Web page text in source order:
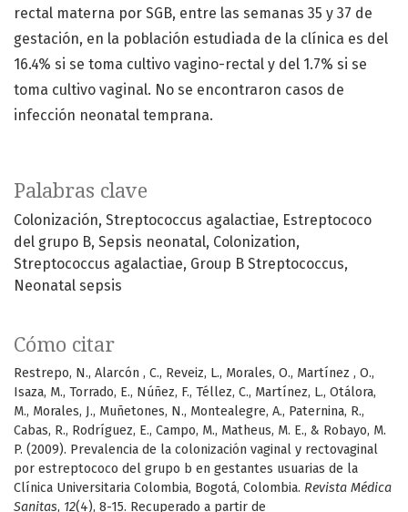
Palabras clave
Colonización Streptococcus agalactiae
Estreptococo
del grupo B Sepsis neonatal Colonization
Streptococcus agalactiae Group B Streptococcus
Neonatal sepsis
Cómo citar
Restrepo, N., Alarcón , C., Reveiz, L., Morales, O., Martínez , O.,
Isaza, M., Torrado, E., Núñez, F., Téllez, C., Martínez, L., Otálora,
M., Morales, J., Muñetones, N., Montealegre, A., Paternina, R.,
Cabas, R., Rodríguez, E., Campo, M., Matheus, M. E., & Robayo, M.
P. (2009). Prevalencia de la colonización vaginal y rectovaginal
por estreptococo del grupo b en gestantes usuarias de la
Clínica Universitaria Colombia, Bogotá, Colombia. Revista Médica
Sanitas, 12(4), 8-15. Recuperado a partir de
rectal materna por SGB, entre las semanas 35 y 37 de
gestación, en la población estudiada de la clínica es del
16.4% si se toma cultivo vagino-rectal y del 1.7% si se
toma cultivo vaginal. No se encontraron casos de
infección neonatal temprana.